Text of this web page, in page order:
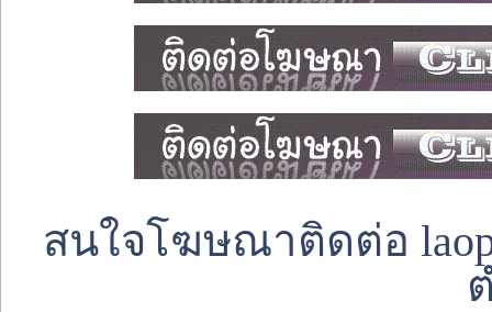
สนใจโฆษณาติดต่อ